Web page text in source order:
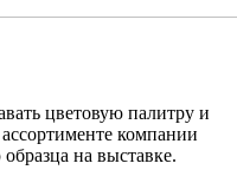
цветовую палитру и
компании
на выставке.